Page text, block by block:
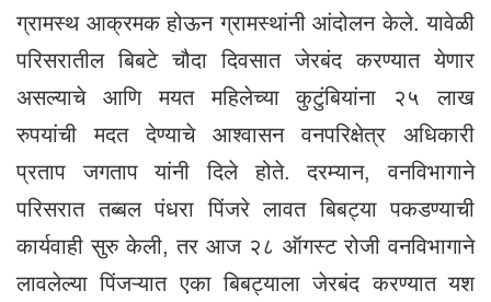
ग्रामस्थ आक्रमक होऊन ग्रामस्थांनी आंदोलन केले. यावेळी
परिसरातील बिबटे चौदा दिवसात जेरबंद करण्यात येणार
असल्याचे आणि मयत महिलेच्या कुटुंबियांना २५ लाख
रुपयांची मदत देण्याचे आश्वासन वनपरिक्षेत्र अधिकारी
प्रताप जगताप यांनी दिले होते. दरम्यान, वनविभागाने
परिसरात तब्बल पंधरा पिंजरे लावत बिबट्या पकडण्याची
कार्यवाही सुरु केली, तर आज २८ ऑगस्ट रोजी वनविभागाने
लावलेल्या पिंजऱ्यात एका बिबट्याला जेरबंद करण्यात यश